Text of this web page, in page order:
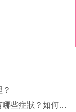
什麼是幼兒急疹？寶寶患幼兒急疹時有哪些症狀？如何治療護理？